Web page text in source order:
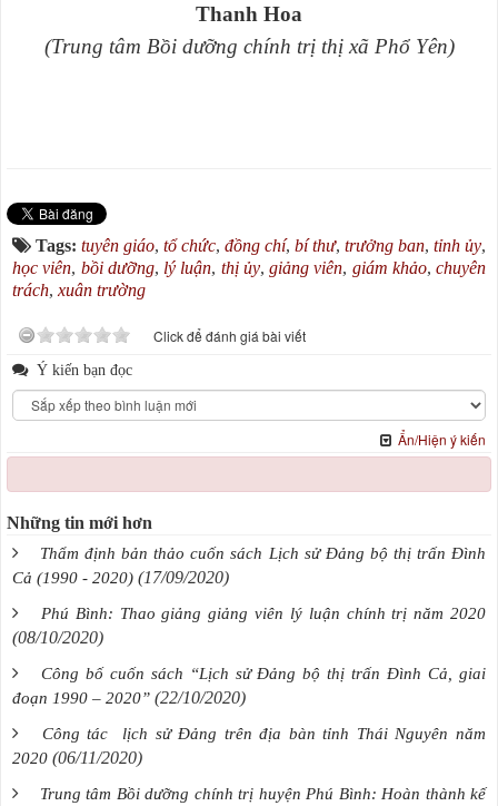
Thanh Hoa
(Trung tâm Bồi dưỡng chính trị thị xã Phổ Yên)
Tags: tuyên giáo, tổ chức, đồng chí, bí thư, trưởng ban, tỉnh ủy,
học viên, bồi dưỡng, lý luận, thị ủy, giảng viên, giám khảo, chuyên
trách, xuân trường
Click để đánh giá bài viết
Ý kiến bạn đọc
Ẩn/Hiện ý kiến
Những tin mới hơn
Thẩm định bản thảo cuốn sách Lịch sử Đảng bộ thị trấn Đình
Cả (1990 - 2020) (17/09/2020)
Phú Bình: Thao giảng giảng viên lý luận chính trị năm 2020
(08/10/2020)
Công bố cuốn sách “Lịch sử Đảng bộ thị trấn Đình Cả, giai
đoạn 1990 – 2020” (22/10/2020)
Công tác lịch sử Đảng trên địa bàn tỉnh Thái Nguyên năm
2020 (06/11/2020)
Trung tâm Bồi dưỡng chính trị huyện Phú Bình: Hoàn thành kế